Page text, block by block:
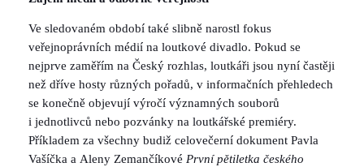
Ve sledovaném období také slibně narostl fokus
veřejnoprávních médií na loutkové divadlo. Pokud se
nejprve zaměřím na Český rozhlas, loutkáři jsou nyní častěji
než dříve hosty různých pořadů, v informačních přehledech
se konečně objevují výročí významných souborů
i jednotlivců nebo pozvánky na loutkářské premiéry.
Příkladem za všechny budiž celovečerní dokument Pavla
Vašíčka a Aleny Zemančíkové První pětiletka českého